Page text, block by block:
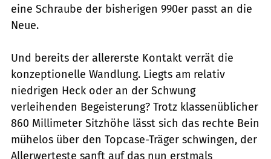
eine Schraube der bisherigen 990er passt an die
Neue.
Und bereits der allererste Kontakt verrät die
konzeptionelle Wandlung. Liegts am relativ
niedrigen Heck oder an der Schwung
verleihenden Begeisterung? Trotz klassenüblicher
860 Millimeter Sitzhöhe lässt sich das rechte Bein
mühelos über den Topcase-Träger schwingen, der
Allerwerteste sanft auf das nun erstmals